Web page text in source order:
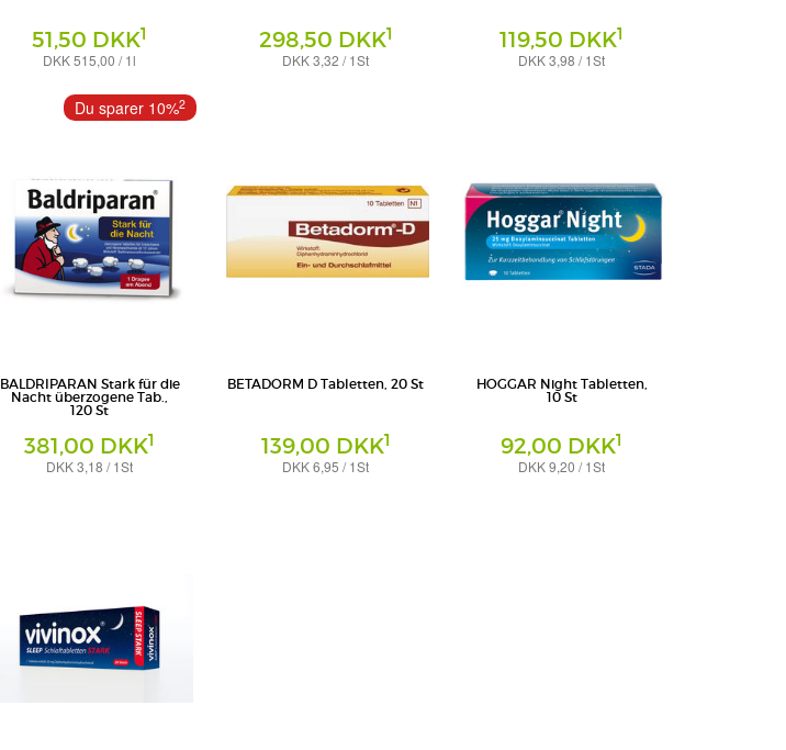
51,50 DKK1
DKK 515,00 / 1l
298,50 DKK1
DKK 3,32 / 1St
119,50 DKK1
DKK 3,98 / 1St
BALDRIPARAN Stark für die
Nacht überzogene Tab.,
120 St
381,00 DKK1
DKK 3,18 / 1St
Du sparer 10%2
BETADORM D Tabletten, 20 St
139,00 DKK1
DKK 6,95 / 1St
HOGGAR Night Tabletten,
10 St
92,00 DKK1
DKK 9,20 / 1St